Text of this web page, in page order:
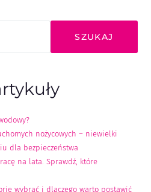
SZUKAJ
nożycowych – niewielki
dla bezpieczeństwa
na lata. Sprawdź, które
wybrać i dlaczego warto postawić